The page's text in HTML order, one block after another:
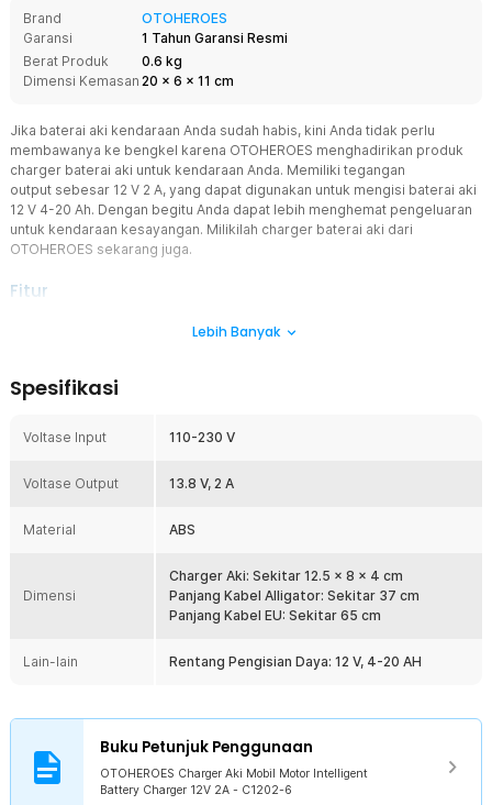
Brand
OTOHEROES
Garansi
1 Tahun Garansi Resmi
Berat Produk
0.6 kg
Dimensi Kemasan 20 x 6 x 11 cm
Jika baterai aki kendaraan Anda sudah habis, kini Anda tidak perlu
membawanya ke bengkel karena OTOHEROES menghadirikan produk
charger baterai aki untuk kendaraan Anda. Memiliki tegangan
output sebesar 12 V 2 A, yang dapat digunakan untuk mengisi baterai aki
12 V 4-20 Ah. Dengan begitu Anda dapat lebih menghemat pengeluaran
untuk kendaraan kesayangan. Milikilah charger baterai aki dari
OTOHEROES sekarang juga.
Fitur
menggunakan adaptor konverter listrik.
Dapat digunakan untuk mengisi baterai 12 V 4-20 Ah. Membuat
mobil. Charger aki ini sudah dilengkapi dengan layar LCD. Dapat
baterai.
Memiliki chip pintar di dalamnya yang berguna untuk mencegah
pengisian daya berlebih dan korsleting. Jadi secara tidak langsung
ini membantu memperpanjang umur baterai kendaraan Anda.
Kelengkapan Produk
1 x OTOHEROES Charger Aki Mobil Motor Intelligent Battery
Charger 12V 2A - C1202-6
Lebih Banyak
Spesifikasi
Voltase Input 110-230 V
Voltase Output 13.8 V, 2 A
Material ABS
Dimensi
Charger Aki: Sekitar 12.5 x 8 x 4 cm
Panjang Kabel Alligator: Sekitar 37 cm
Panjang Kabel EU: Sekitar 65 cm
Lain-lain Rentang Pengisian Daya: 12 V, 4-20 AH
Buku Petunjuk Penggunaan
OTOHEROES Charger Aki Mobil Motor Intelligent
Battery Charger 12V 2A - C1202-6